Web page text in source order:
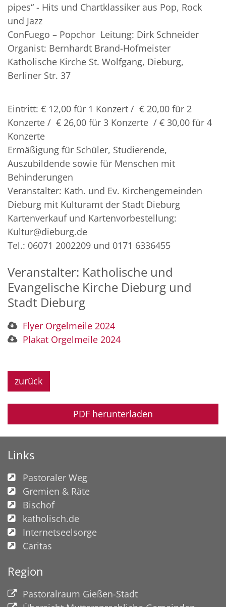
pipes“ - Hits und Chartklassiker aus Pop, Rock
und Jazz
ConFuego – Popchor Leitung: Dirk Schneider
Organist: Bernhardt Brand-Hofmeister
Katholische Kirche St. Wolfgang, Dieburg,
Berliner Str. 37
Eintritt: € 12,00 für 1 Konzert / € 20,00 für 2
Konzerte / € 26,00 für 3 Konzerte / € 30,00 für 4
Konzerte
Ermäßigung für Schüler, Studierende,
Auszubildende sowie für Menschen mit
Behinderungen
Veranstalter: Kath. und Ev. Kirchengemeinden
Dieburg mit Kulturamt der Stadt Dieburg
Kartenverkauf und Kartenvorbestellung:
Kultur@dieburg.de
Tel.: 06071 2002209 und 0171 6336455
Veranstalter: Katholische und
Evangelische Kirche Dieburg und
Stadt Dieburg
Flyer Orgelmeile 2024
Plakat Orgelmeile 2024
zurück
PDF herunterladen
Links
Pastoraler Weg
Gremien & Räte
Bischof
katholisch.de
Internetseelsorge
Caritas
Region
Pastoralraum Gießen-Stadt